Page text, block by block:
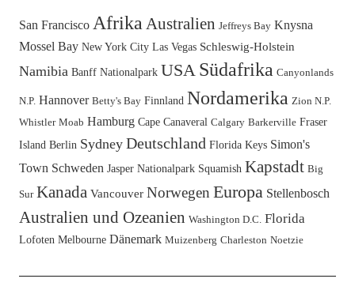
San Francisco Afrika Australien Jeffreys Bay Knysna
Mossel Bay New York City Las Vegas Schleswig-Holstein
Namibia Banff Nationalpark USA Südafrika Canyonlands
N.P. Hannover Betty's Bay Finnland Nordamerika Zion N.P.
Whistler Moab Hamburg Cape Canaveral Calgary Barkerville Fraser
Island Berlin Sydney Deutschland Florida Keys Simon's
Town Schweden Jasper Nationalpark Squamish Kapstadt Big
Sur Kanada Vancouver Norwegen Europa Stellenbosch
Australien und Ozeanien Washington D.C. Florida
Lofoten Melbourne Dänemark Muizenberg Charleston Noetzie